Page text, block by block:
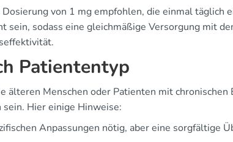
von 1 mg empfohlen, die einmal täglich
sein, sodass eine gleichmäßige Versorgung mit
Patiententyp
Menschen oder Patienten mit chronischen
Hier einige Hinweise:
Anpassungen nötig, aber eine sorgfältige